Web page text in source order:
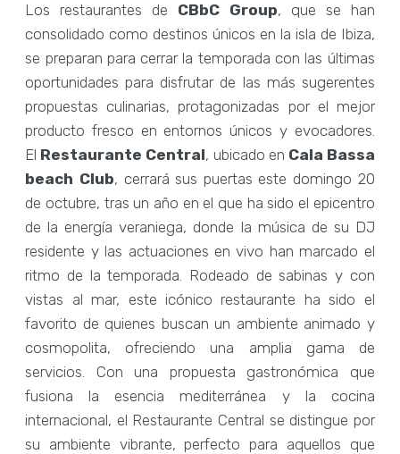
Los restaurantes de CBbC Group, que se han
consolidado como destinos únicos en la isla de Ibiza,
se preparan para cerrar la temporada con las últimas
oportunidades para disfrutar de las más sugerentes
propuestas culinarias, protagonizadas por el mejor
producto fresco en entornos únicos y evocadores.
El Restaurante Central, ubicado en Cala Bassa
beach Club, cerrará sus puertas este domingo 20
de octubre, tras un año en el que ha sido el epicentro
de la energía veraniega, donde la música de su DJ
residente y las actuaciones en vivo han marcado el
ritmo de la temporada. Rodeado de sabinas y con
vistas al mar, este icónico restaurante ha sido el
favorito de quienes buscan un ambiente animado y
cosmopolita, ofreciendo una amplia gama de
servicios. Con una propuesta gastronómica que
fusiona la esencia mediterránea y la cocina
internacional, el Restaurante Central se distingue por
su ambiente vibrante, perfecto para aquellos que